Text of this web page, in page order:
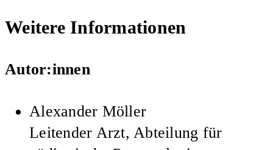
Weitere Informationen
Autor:innen
Alexander Möller
Leitender Arzt, Abteilung für